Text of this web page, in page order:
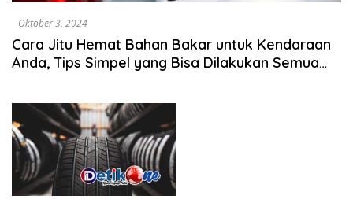
Oktober 3, 2024
Cara Jitu Hemat Bahan Bakar untuk Kendaraan
Anda, Tips Simpel yang Bisa Dilakukan Semua